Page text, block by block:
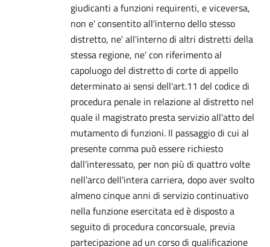
giudicanti a funzioni requirenti, e viceversa,
non e' consentito all'interno dello stesso
distretto, ne' all'interno di altri distretti della
stessa regione, ne' con riferimento al
capoluogo del distretto di corte di appello
determinato ai sensi dell'art.11 del codice di
procedura penale in relazione al distretto nel
quale il magistrato presta servizio all'atto del
mutamento di funzioni. Il passaggio di cui al
presente comma può essere richiesto
dall'interessato, per non più di quattro volte
nell'arco dell'intera carriera, dopo aver svolto
almeno cinque anni di servizio continuativo
nella funzione esercitata ed è disposto a
seguito di procedura concorsuale, previa
partecipazione ad un corso di qualificazione